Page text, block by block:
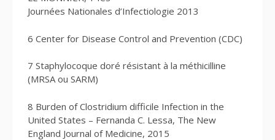
Journées Nationales d’Infectiologie 2013
6 Center for Disease Control and Prevention (CDC)
7 Staphylocoque doré résistant à la méthicilline
(MRSA ou SARM)
8 Burden of Clostridium difficile Infection in the
United States – Fernanda C. Lessa, The New
England Journal of Medicine, 2015